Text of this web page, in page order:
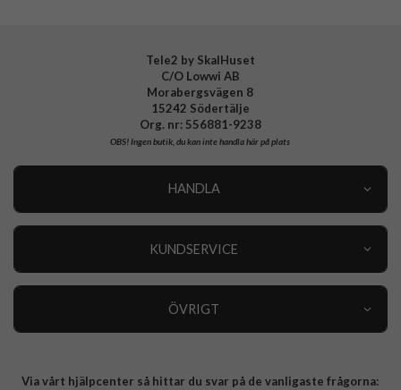
Tele2 by SkalHuset
C/O Lowwi AB
Morabergsvägen 8
15242 Södertälje
Org. nr: 556881-9238
OBS!Ingen butik, du kan inte handla här på plats
HANDLA
KUNDSERVICE
ÖVRIGT
Integritetspolicy
Via vårt hjälpcenter så hittar du svar på de vanligaste frågorna: